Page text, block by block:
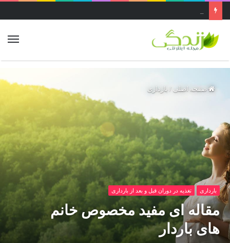
صفحه اصلی / بارداری
بارداری تغذیه در دوران قبل و بعد از بارداری
مقاله ای مفید مخصوص خانم
های باردار